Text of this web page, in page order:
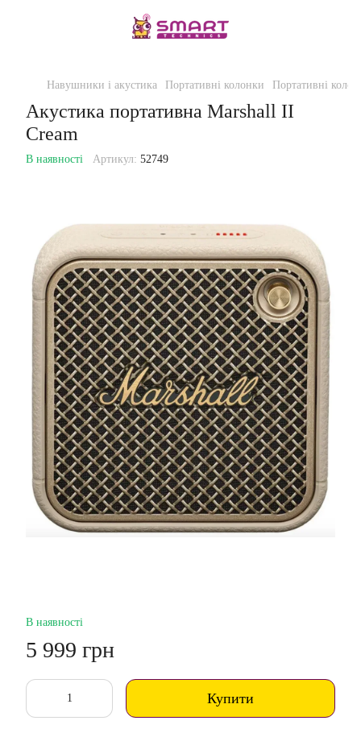
Навушники і акустика Портативні колонки Портативні
Акустика портативна Marshall II
Cream
В наявності Артикул: 52749
В наявності
5 999 грн
Купити